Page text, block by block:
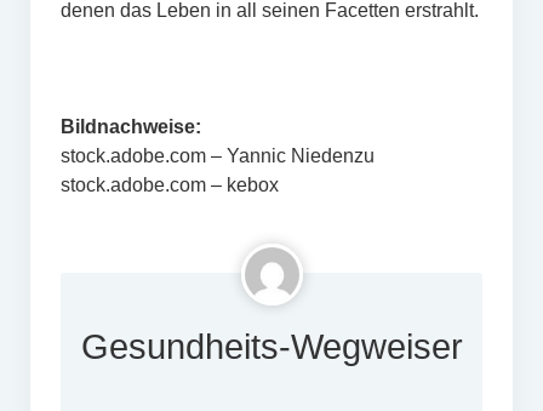
denen das Leben in all seinen Facetten erstrahlt.
Bildnachweise:
stock.adobe.com – Yannic Niedenzu
stock.adobe.com – kebox
Gesundheits-Wegweiser